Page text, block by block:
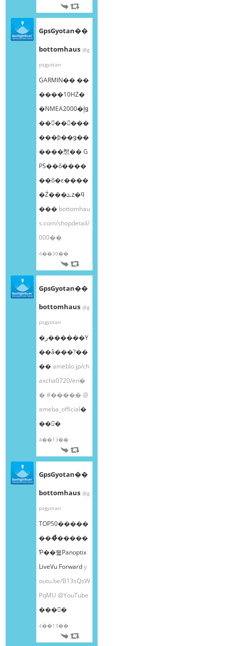
GpsGyotan��
bottomhaus @g
psgyotan
GARMIN�� ��
����10HZ�
�NMEA2000�إǥ
��󥰥��󥵡���
���ƥ��ǥ��
����㥹�� G
PS��õ����
��õ�ε����
�Ź���ܥȥ�ϥ
��� bottomhau
s.com/shopdetail/
000��
4��30��
GpsGyotan��
bottomhaus @g
psgyotan
�ر������Υ
��å���?��
��ameblo.jp/ch
axcha0720/en�
�#����֥�@
ameba_official�
��󤫤�
4��13��
GpsGyotan��
bottomhaus @g
psgyotan
TOP50�����
���ͤ�����
Ƥ��줿Panoptix
LiveVu Forwardy
outu.be/B13sQsW
PqMU @YouTube
���󤫤�
4��13��